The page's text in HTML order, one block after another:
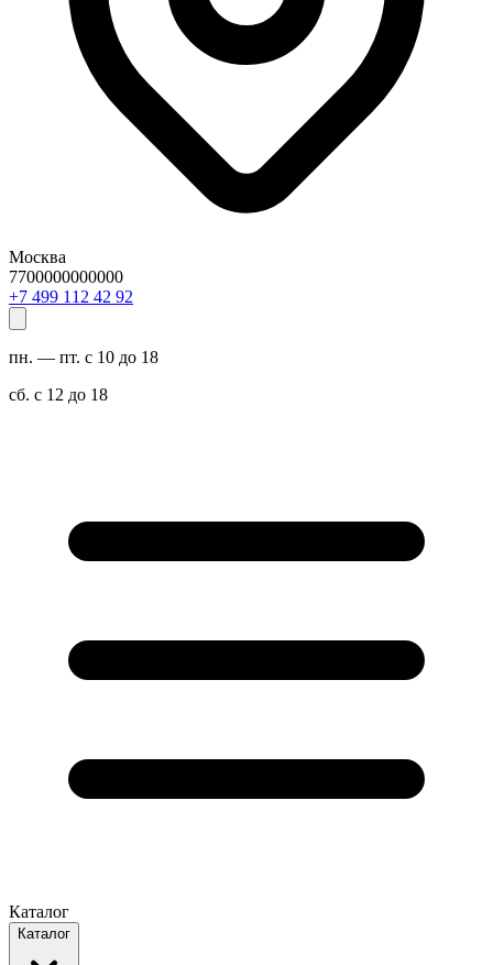
Москва
7700000000000
29 24 211 994 7+
пн. — пт. с 10 до 18
сб. с 12 до 18
Каталог
Каталог